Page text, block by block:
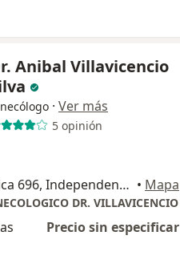
Anibal Villavicencio
· Ver más
5 opinión
Avenida Indoamerica 696, Independencia • Mapa
DR. VILLAVICENCIO
Precio sin especificar